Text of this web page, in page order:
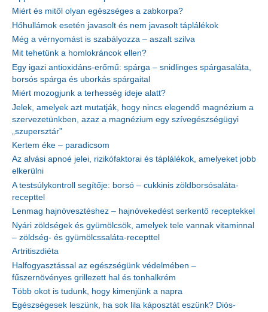
Miért és mitől olyan egészséges a zabkorpa?
Hőhullámok esetén javasolt és nem javasolt táplálékok
Még a vérnyomást is szabályozza – aszalt szilva
Mit tehetünk a homlokráncok ellen?
Egy igazi antioxidáns-erőmű: spárga – snidlinges spárgasaláta,
borsós spárga és uborkás spárgaital
Miért mozogjunk a terhesség ideje alatt?
Jelek, amelyek azt mutatják, hogy nincs elegendő magnézium a
szervezetünkben, azaz a magnézium egy szívegészségügyi
„szupersztár”
Kertem éke – paradicsom
Az alvási apnoé jelei, rizikófaktorai és táplálékok, amelyeket jobb
elkerülni
A testsúlykontroll segítője: borsó – cukkinis zöldborsósaláta-
recepttel
Lenmag hajnövesztéshez – hajnövekedést serkentő receptekkel
Nyári zöldségek és gyümölcsök, amelyek tele vannak vitaminnal
– zöldség- és gyümölcssaláta-recepttel
Artritiszdiéta
Halfogyasztással az egészségünk védelmében –
fűszernövényes grillezett hal és tonhalkrém
Több okot is tudunk, hogy kimenjünk a napra
Egészségesek leszünk, ha sok lila káposztát eszünk? Diós-